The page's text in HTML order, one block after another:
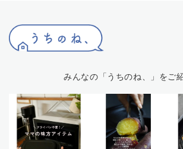
みんなの「うちのね、」をご